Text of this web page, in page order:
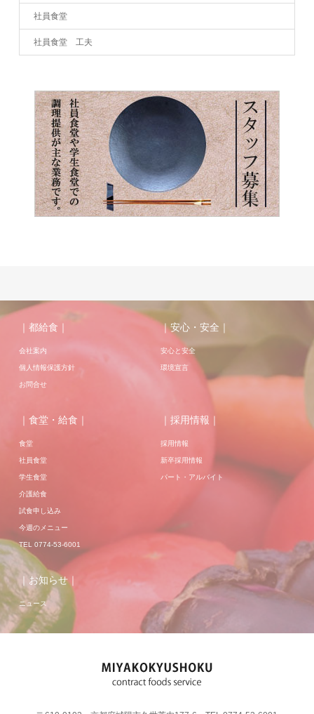
社員食堂
社員食堂 工夫
｜都給食｜
会社案内
個人情報保護方針
お問合せ
｜安心・安全｜
安心と安全
環境宣言
｜食堂・給食｜
食堂
社員食堂
学生食堂
介護給食
試食申し込み
今週のメニュー
TEL 0774-53-6001
｜採用情報｜
採用情報
新卒採用情報
パート・アルバイト
｜お知らせ｜
ニュース